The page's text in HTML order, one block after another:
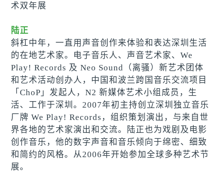
术双年展
陆正
斜杠中年，一直用声音创作来体验和表达深圳生活
的在地艺术家。电子音乐人、声音艺术家、We
Play! Records 及 Neo Sound（离骚）新艺术团体
和艺术活动创办人，中国和波兰跨国音乐交流项目
「ChoP」发起人，N2 新媒体艺术小组成员，生
活、工作于深圳。2007年初主持创立深圳独立音乐
厂牌 We Play! Records，组织策划演出，与来自世
界各地的艺术家演出和交流。陆正也为戏剧及电影
创作音乐，他的数字声音和音乐倾向于绵密、细致
和简约的风格。从2006年开始参加全球多种艺术节
展。